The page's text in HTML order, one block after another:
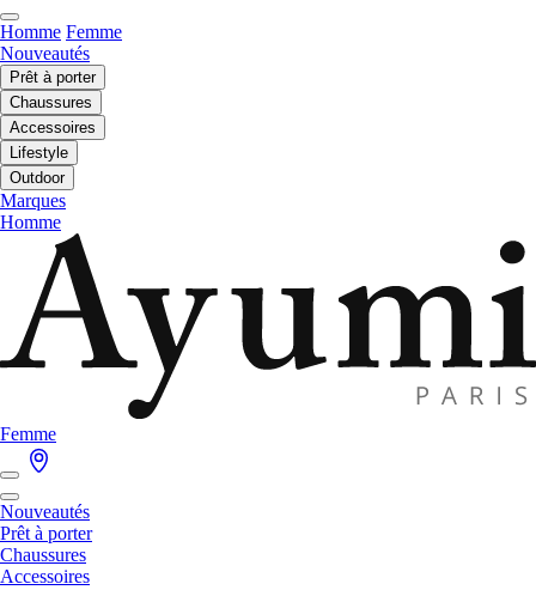
Homme Femme
Nouveautés
Prêt à porter
Chaussures
Accessoires
Lifestyle
Outdoor
Marques
Homme
Femme
Nouveautés
Prêt à porter
Chaussures
Accessoires